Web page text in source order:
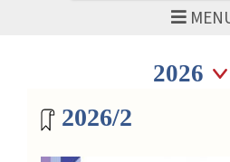
ArchivioSeleziona
2026/2